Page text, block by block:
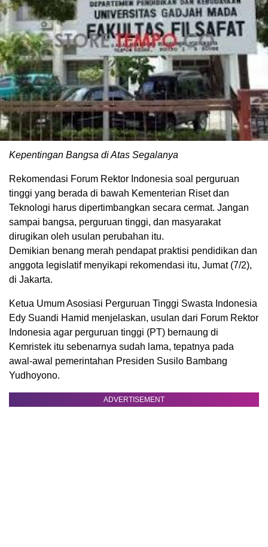
Kepentingan Bangsa di Atas Segalanya
Rekomendasi Forum Rektor Indonesia soal perguruan
tinggi yang berada di bawah Kementerian Riset dan
Teknologi harus dipertimbangkan secara cermat. Jangan
sampai bangsa, perguruan tinggi, dan masyarakat
dirugikan oleh usulan perubahan itu.
Demikian benang merah pendapat praktisi pendidikan dan
anggota legislatif menyikapi rekomendasi itu, Jumat (7/2),
di Jakarta.
Ketua Umum Asosiasi Perguruan Tinggi Swasta Indonesia
Edy Suandi Hamid menjelaskan, usulan dari Forum Rektor
Indonesia agar perguruan tinggi (PT) bernaung di
Kemristek itu sebenarnya sudah lama, tepatnya pada
awal-awal pemerintahan Presiden Susilo Bambang
Yudhoyono.
ADVERTISEMENT